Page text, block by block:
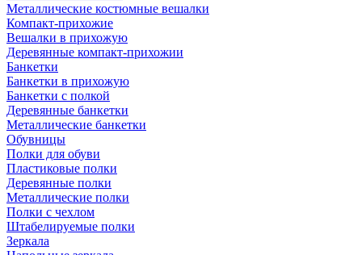
Металлические костюмные вешалки
Компакт-прихожие
Вешалки в прихожую
Деревянные компакт-прихожии
Банкетки
Банкетки в прихожую
Банкетки с полкой
Деревянные банкетки
Металлические банкетки
Обувницы
Полки для обуви
Пластиковые полки
Деревянные полки
Металлические полки
Полки с чехлом
Штабелируемые полки
Зеркала